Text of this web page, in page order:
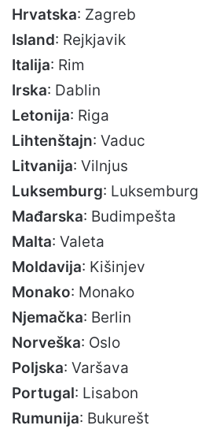
Hrvatska: Zagreb
Island: Rejkjavik
Italija: Rim
Irska: Dablin
Letonija: Riga
Lihtenštajn: Vaduc
Litvanija: Vilnjus
Luksemburg: Luksemburg
Mađarska: Budimpešta
Malta: Valeta
Moldavija: Kišinjev
Monako: Monako
Njemačka: Berlin
Norveška: Oslo
Poljska: Varšava
Portugal: Lisabon
Rumunija: Bukurešt